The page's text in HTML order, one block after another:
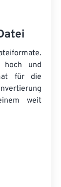
hoch und
für die
weit